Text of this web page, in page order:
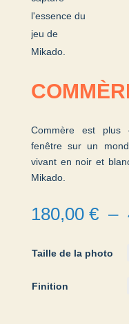
Commère est plus
fenêtre sur un
vivant en noir et
Mikado.
180,00 € –
Taille de la photo
Finition